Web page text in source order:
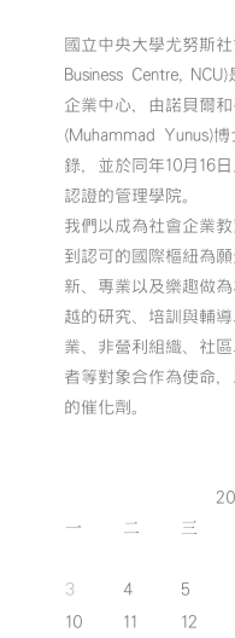
國立中央大學尤努斯
Business Centre,
企業中心，由諾貝爾
(Muhammad Yunus)
錄，並於同年10月16
認證的管理學院。
我們以成為社會企業
到認可的國際樞紐為
新、專業以及樂趣做
越的研究、培訓與輔
業、非營利組織、社
者等對象合作為使命
的催化劑。
一 二 三
3
4 5
10
11 12